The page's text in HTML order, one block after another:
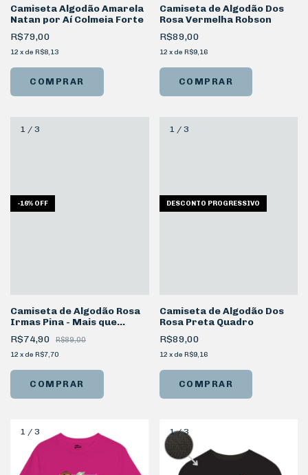
Camiseta Algodão Amarela
Natan por Aí Colmeia Forte
R$79,00
12 x de R$8,13
COMPRAR
Camiseta de Algodão Dos
Rosa Vermelha Robson
R$89,00
12 x de R$9,16
COMPRAR
1 / 3
-16% OFF
Camiseta de Algodão Rosa
Irmas Pina - Mais que
amigas Sisters
R$74,90 R$89,00
12 x de R$7,70
COMPRAR
1/ 3
DESCONTO PROGRESSIVO
Camiseta de Algodão Dos
Rosa Preta Quadro
R$89,00
12 x de R$9,16
COMPRAR
1 / 3 1/3